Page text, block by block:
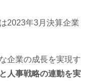
2023年3月決算企業
企業の成長を実現す
人事戦略の連動を実